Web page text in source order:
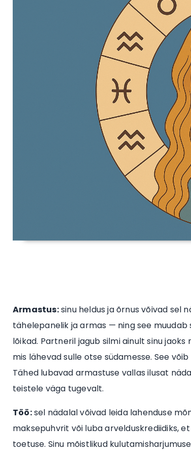
Armastus:sinu heldus ja õrnus võivad sel
tähelepanelik ja armas — ning see muudab
lõikad. Partneril jagub silmi ainult sinu
mis lähevad sulle otse südamesse. See
Tähed lubavad armastuse vallas ilusat
teistele väga tugevalt.
Töö:sel nädalal võivad leida lahenduse
maksepuhvrit või luba arvelduskrediidiks,
toetuse. Sinu mõistlikud